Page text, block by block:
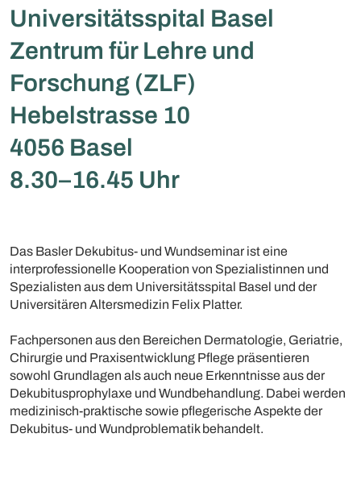
Universitätsspital Basel
Zentrum für Lehre und
Forschung (ZLF)
Hebelstrasse 10
4056 Basel
8.30–16.45 Uhr
Das Basler Dekubitus- und Wundseminar ist eine
interprofessionelle Kooperation von Spezialistinnen und
Spezialisten aus dem Universitätsspital Basel und der
Universitären Altersmedizin Felix Platter.
Fachpersonen aus den Bereichen Dermatologie, Geriatrie,
Chirurgie und Praxisentwicklung Pflege präsentieren
sowohl Grundlagen als auch neue Erkenntnisse aus der
Dekubitusprophylaxe und Wundbehandlung. Dabei werden
medizinisch-praktische sowie pflegerische Aspekte der
Dekubitus- und Wundproblematik behandelt.